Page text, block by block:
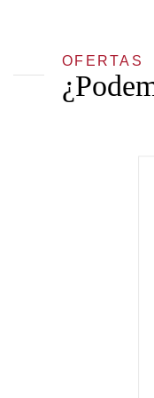
OFERTAS